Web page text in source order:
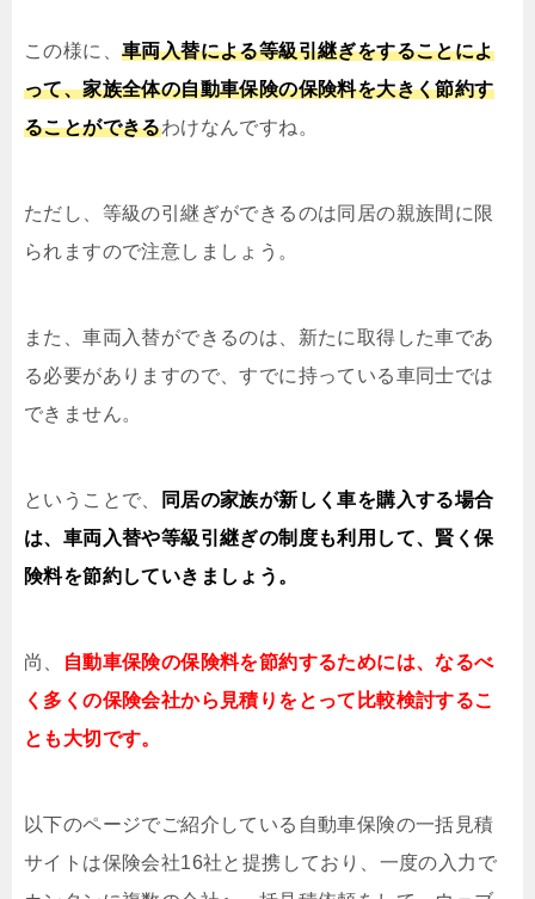
この様に、 車両入替による等級引継ぎをすることによ
って、家族全体の自動車保険の保険料を大きく節約す
ることができるわけなんですね。
ただし、等級の引継ぎができるのは同居の親族間に限
られますので注意しましょう。
また、車両入替ができるのは、新たに取得した車であ
る必要がありますので、すでに持っている車同士では
できません。
ということで、
同居の家族が新しく車を購入する場合
は、車両入替や等級引継ぎの制度も利用して、賢く保
険料を節約していきましょう。
尚、
自動車保険の保険料を節約するためには、なるべ
く多くの保険会社から見積りをとって比較検討するこ
とも大切です。
以下のページでご紹介している自動車保険の一括見積
サイトは保険会社16社と提携しており、一度の入力で